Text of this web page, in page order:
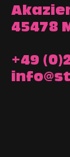
45478
+49